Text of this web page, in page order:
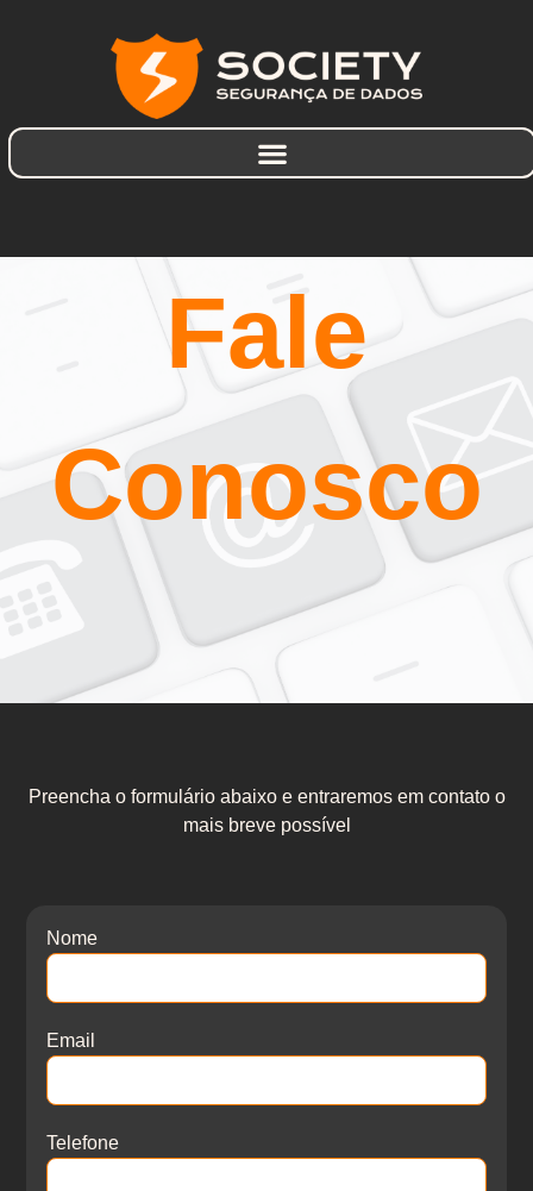
Fale
Conosco
Preencha o formulário abaixo e entraremos em contato o
mais breve possível
Nome
Email
Telefone